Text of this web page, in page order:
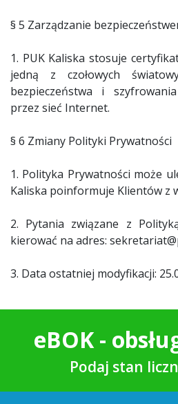
§ 5 Zarządzanie
1. PUK Kaliska stosuje
jedną z czołowych
bezpieczeństwa i
przez sieć Internet.
§ 6 Zmiany Polityki Prywatności
1. Polityka Prywatności może
Kaliska poinformuje Klientów z
2. Pytania związane z
kierować na adres:
3. Data ostatniej modyfikacji:
eBOK -
Podaj stan